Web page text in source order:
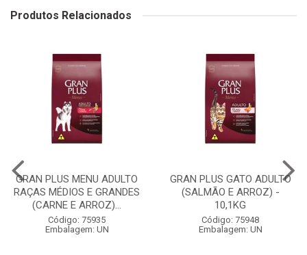
Produtos Relacionados
GRAN PLUS MENU ADULTO
RAÇAS MÉDIOS E GRANDES
(CARNE E ARROZ)...
Código: 75935
Embalagem: UN
GRAN PLUS GATO ADULTO
(SALMÃO E ARROZ) -
10,1KG
Código: 75948
Embalagem: UN